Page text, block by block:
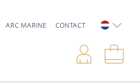
ARC MARINE CONTACT